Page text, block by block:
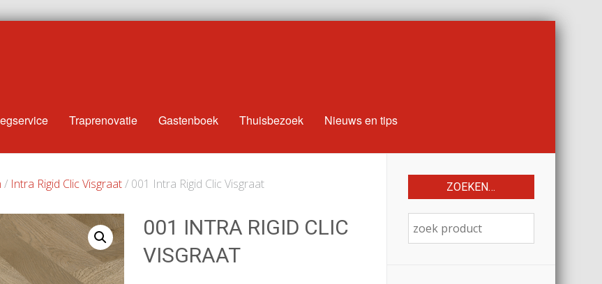
Traprenovatie Gastenboek Thuisbezoek Nieuws en tips
/ Intra Rigid Clic Visgraat/ 001 Intra Rigid Clic Visgraat
001 INTRA RIGID CLIC
VISGRAAT
ZOEKEN…